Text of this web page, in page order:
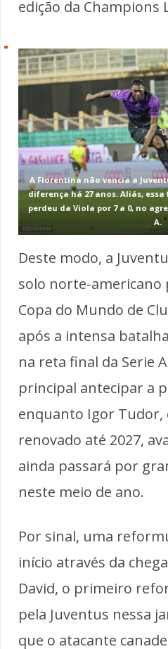
edição da Champions
A Fiorentina não vencia a
diferença há 27 anos. Aliás,
perdeu da Viola por 7 a 0, no
A.
Deste modo, a
solo norte-americano
Copa do Mundo de
após a intensa
na reta final da Serie
principal antecipar a
enquanto Igor
renovado até 2027,
ainda passará por
neste meio de ano.
Por sinal, uma
início através da
David, o primeiro
pela Juventus nessa
que o atacante